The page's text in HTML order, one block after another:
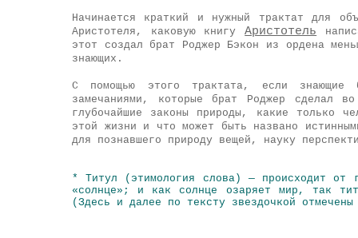
Начинается краткий и нужный трактат для
Аристотеля , каковую книгуАристотель
этот создал брат Роджер Бэкон из ордена
знающих.
С помощью этого трактата, если
замечаниями, которые брат Роджер сделал
глубочайшие законы природы, какие только
этой жизни и что может быть названо
для познавшего природу вещей, науку
* Титул (этимология слова) — происходит от
«солнце»; и как солнце озаряет мир, так
(Здесь и далее по тексту звездочкой отмечены